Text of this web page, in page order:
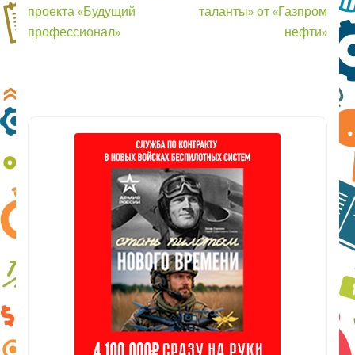
записям
проекта «Будущий
профессионал»
таланты» от «Газпром
нефти»